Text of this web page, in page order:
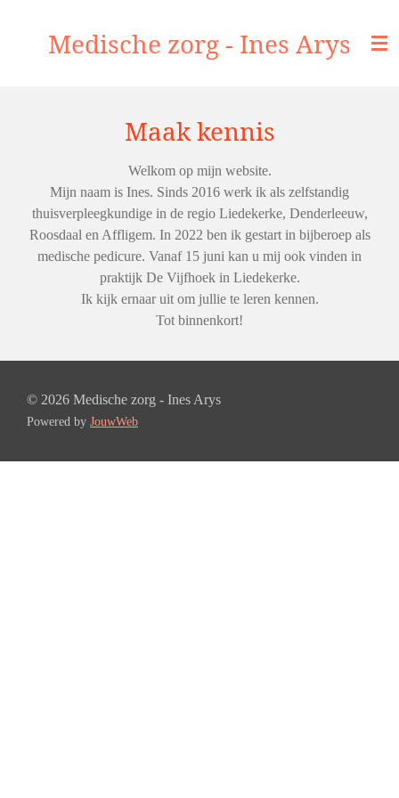
Medische zorg - Ines Arys
Maak kennis
Welkom op mijn website.
Mijn naam is Ines. Sinds 2016 werk ik als zelfstandig
thuisverpleegkundige in de regio Liedekerke, Denderleeuw,
Roosdaal en Affligem. In 2022 ben ik gestart in bijberoep als
medische pedicure. Vanaf 15 juni kan u mij ook vinden in
praktijk De Vijfhoek in Liedekerke.
Ik kijk ernaar uit om jullie te leren kennen.
Tot binnenkort!
© 2026 Medische zorg - Ines Arys
Powered by JouwWeb